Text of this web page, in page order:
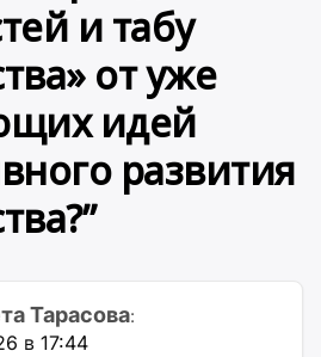
и табу
от уже
идей
развития
”
Тарасова:
в 17:44